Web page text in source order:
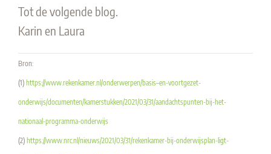
Tot de volgende blog.
Karin en Laura
Bron:
(1) https://www.rekenkamer.nl/onderwerpen/basis–en-voortgezet-
onderwijs/documenten/kamerstukken/2021/03/31/aandachtspunten-bij-het-
nationaal-programma-onderwijs
(2) https://www.nrc.nl/nieuws/2021/03/31/rekenkamer-bij-onderwijsplan-ligt-